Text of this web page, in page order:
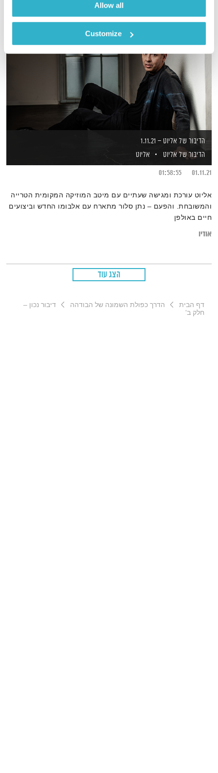
Allow all
Customize
הדיבור של אליוט – 1.11.21
הדיבור של אליוט
אליוט
01.11.21
01:58:55
אליוט עורכת ומגישה שעתיים עם מיטב המוזיקה המקומית הטרייה
והמשובחת. והפעם – נתן סלור מתארח עם אלבומו החדש וביצועים
חיים באולפן
אודיו
הצג עוד
דף הבית הדרך כפולת השמונה של הבודהה
דיבור נכון –
חלק ב'